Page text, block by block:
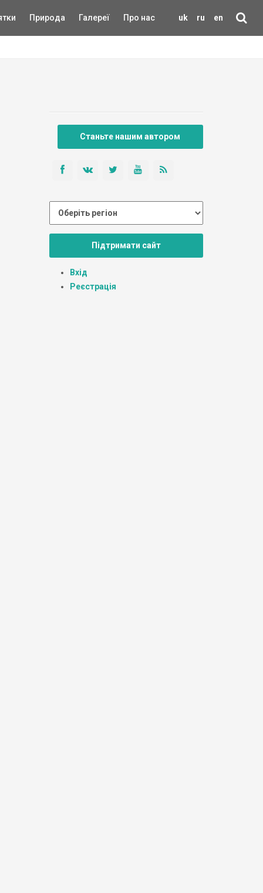
uk ru en
Природа Галереї Про нас
Станьте нашим автором
Підтримати сайт
Вхід
Реєстрація